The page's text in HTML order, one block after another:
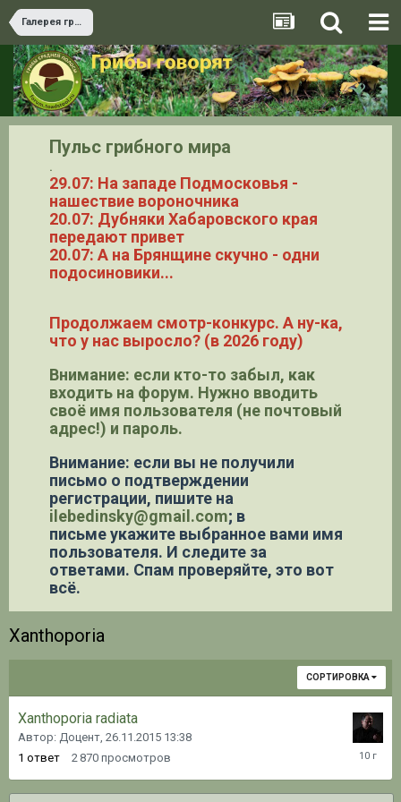
Галерея грибов
Пульс грибного мира
.
29.07: На западе Подмосковья -
нашествие вороночника
20.07: Дубняки Хабаровского края
передают привет
20.07: А на Брянщине скучно - одни
подосиновики...
Продолжаем смотр-конкурс. А ну-ка,
что у нас выросло? (в 2026 году)
Внимание: если кто-то забыл, как
входить на форум. Нужно вводить
своё имя пользователя (не почтовый
адрес!) и пароль.
Внимание: если вы не получили
письмо о подтверждении
регистрации, пишите на
ilebedinsky@gmail.com; в
письме укажите выбранное вами имя
пользователя. И следите за
ответами. Спам проверяйте, это вот
всё.
Xanthoporia
СОРТИРОВКА
Xanthoporia radiata
Автор: Доцент, 26.11.2015 13:38
1 ответ 2 870 просмотров